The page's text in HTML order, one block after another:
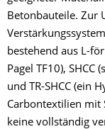
Betonbauteile. Zur
bestehend aus L-
Pagel TF10),
und TR-SHCC (ein
Carbontextilien mit
keine vollständig